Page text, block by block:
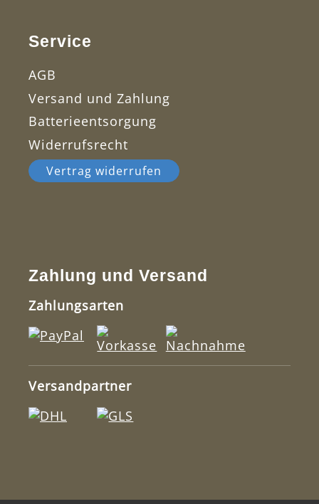
Service
AGB
Versand und Zahlung
Batterieentsorgung
Widerrufsrecht
Vertrag widerrufen
Zahlung und Versand
Zahlungsarten
Versandpartner